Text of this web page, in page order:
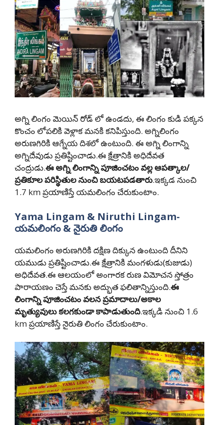
అగ్ని లింగం మెయిన్ రోడ్ లో ఉండదు, ఈ లింగం కుడి పక్కన
కొంచం లోపలికి వెళ్లాక మనకి కనిపిస్తుంది. అగ్నిలింగం
అరుణగిరికి ఆగ్నేయ దిశలో ఉంటుంది. ఈ అగ్ని లింగాన్ని
అగ్నిదేవుడు ప్రతిష్టించాడు.ఈ క్షేత్రానికి అధిదేవత
చంద్రుడు.ఈ అగ్ని లింగాన్ని పూజించటం వల్ల ఆపత్కాల/
ప్రతికూల పరిస్థితుల నుంచి బయటపడతారు.ఇక్కడ నుంచి
1.7 km ప్రయాణిస్తే యమలింగం చేరుకుంటాం.
Yama Lingam & Niruthi Lingam-
యమలింగం & నైరుతి లింగం
యమలింగం అరుణగిరికి దక్షిణ దిక్కున ఉంటుంది దీనిని
యముడు ప్రతిష్టించాడు.ఈ క్షేత్రానికి మంగళుడు(కుజుడు)
అధిదేవత.ఈ ఆలయంలో అంగారక రుణ విమోచన స్తోత్రం
పారాయణం చెస్తే మనకుఅద్భుత ఫలితాన్నిస్తుంది.ఈ
లింగాన్ని పూజించటం వలన ప్రమాదాలు/అకాల
మృత్యువులు కలగకుండా కాపాడుతుంది.ఇక్కడి నుంచి 1.6
km ప్రయాణిస్తే నైరుతి లింగం చేరుకుంటాం.